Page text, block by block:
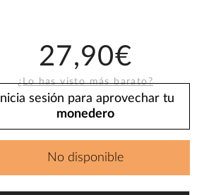
27,90€
¿Lo has visto más barato?
Inicia sesión para aprovechar tu
monedero
No disponible